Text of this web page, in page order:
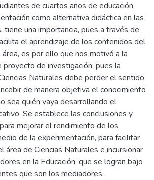
de cuartos años de educación
como alternativa didáctica en las
tiene una importancia, pues a través de
el aprendizaje de los contenidos del
área, es por ello que nos motivó a la
proyecto de investigación, pues la
Naturales debe perder el sentido
de manera objetiva el conocimiento
sea quién vaya desarrollando el
Se establece las conclusiones y
mejorar el rendimiento de los
de la experimentación, para facilitar
área de Ciencias Naturales e incursionar
en la Educación, que se logran bajo
que son los mediadores.